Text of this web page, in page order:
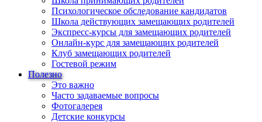
Психологическое обследование кандидатов
Школа действующих замещающих родителей
Экспресс-курсы для замещающих родителей
Онлайн-курс для замещающих родителей
Клуб замещающих родителей
Гостевой режим
Полезно
Это важно
Часто задаваемые вопросы
Фотогалерея
Детские конкурсы